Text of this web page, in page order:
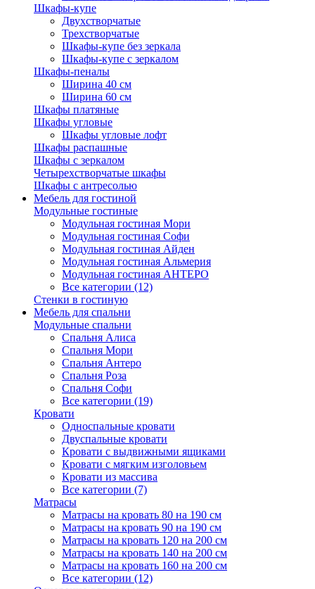
Шкафы-купе
Двухстворчатые
Трехстворчатые
Шкафы-купе без зеркала
Шкафы-купе с зеркалом
Шкафы-пеналы
Ширина 40 см
Ширина 60 см
Шкафы платяные
Шкафы угловые
Шкафы угловые лофт
Шкафы распашные
Шкафы с зеркалом
Четырехстворчатые шкафы
Шкафы с антресолью
Мебель для гостиной
Модульные гостиные
Модульная гостиная Мори
Модульная гостиная Софи
Модульная гостиная Айден
Модульная гостиная Альмерия
Модульная гостиная АНТЕРО
Все категории (12)
Стенки в гостиную
Мебель для спальни
Модульные спальни
Спальня Алиса
Спальня Мори
Спальня Антеро
Спальня Роза
Спальня Софи
Все категории (19)
Кровати
Односпальные кровати
Двуспальные кровати
Кровати с выдвижными ящиками
Кровати с мягким изголовьем
Кровати из массива
Все категории (7)
Матрасы
Матрасы на кровать 80 на 190 см
Матрасы на кровать 90 на 190 см
Матрасы на кровать 120 на 200 см
Матрасы на кровать 140 на 200 см
Матрасы на кровать 160 на 200 см
Все категории (12)